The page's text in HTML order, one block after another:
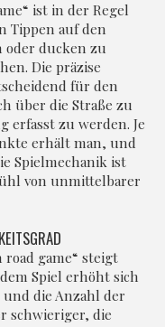
ist in der Regel
Tippen auf den
oder ducken zu
Die präzise
für den
über die Straße zu
erfasst zu werden. Je
erhält man, und
Spielmechanik ist
von unmittelbarer
game“ steigt
Spiel erhöht sich
die Anzahl der
schwieriger, die